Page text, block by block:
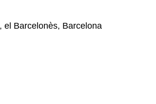
el Barcelonès, Barcelona